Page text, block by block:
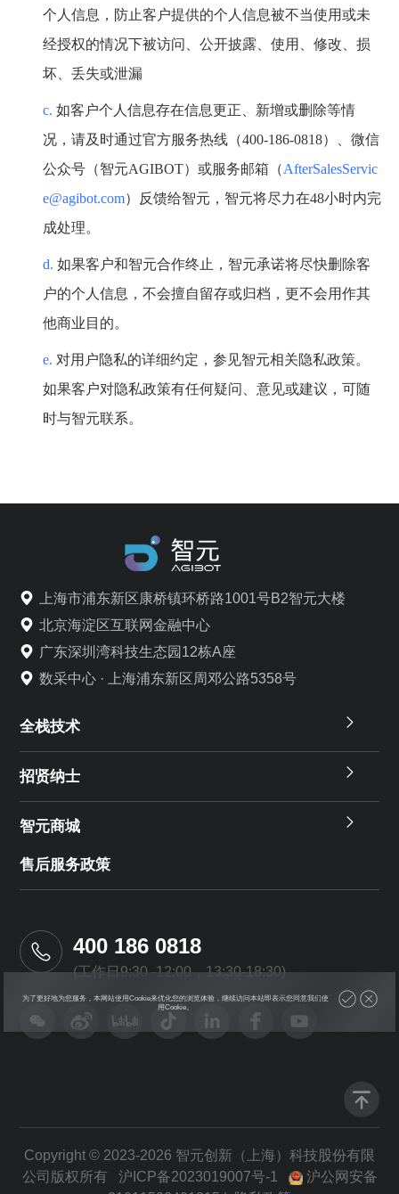
个人信息，防止客户提供的个人信息被不当使用或未
经授权的情况下被访问、公开披露、使用、修改、损
坏、丢失或泄漏
c. 如客户个人信息存在信息更正、新增或删除等情
况，请及时通过官方服务热线（400-186-0818）、微信
公众号（智元AGIBOT）或服务邮箱（AfterSalesServic
e@agibot.com）反馈给智元，智元将尽力在48小时内完
成处理。
d. 如果客户和智元合作终止，智元承诺将尽快删除客
户的个人信息，不会擅自留存或归档，更不会用作其
他商业目的。
e. 对用户隐私的详细约定，参见智元相关隐私政策。
如果客户对隐私政策有任何疑问、意见或建议，可随
时与智元联系。
为了更好地为您服务，本网站使用Cookie来优化您的浏览体验，继续访问本站即表示您同意我们使
用Cookie。
上海市浦东新区康桥镇环桥路1001号B2智元大楼
北京海淀区互联网金融中心
广东深圳湾科技生态园12栋A座
数采中心 · 上海浦东新区周邓公路5358号
全栈技术
智元商城
售后服务政策
招贤纳士
400 186 0818
(工作日9:30 -12:00，13:30-18:30)
Copyright © 2023-2026 智元创新（上海）科技股份有限
公司版权所有 沪ICP备2023019007号-1
沪公网安备